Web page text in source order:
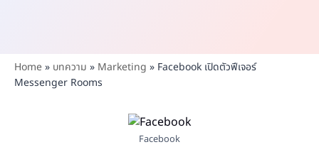
Home» บทความ » Marketing » Facebook เปิดตัวฟีเจอร์
Messenger Rooms
Facebook